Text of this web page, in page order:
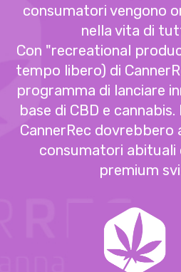
consumatori vengono
nella vita di
Con "recreational
tempo libero) di
programma di lanciare
base di CBD e
CannerRec dovrebbero
consumatori abituali
premium